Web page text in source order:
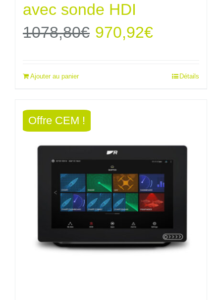
avec sonde HDI
1078,80€ Le
970,92€Le
actuel
Ajouter au panier Détails
Offre CEM !